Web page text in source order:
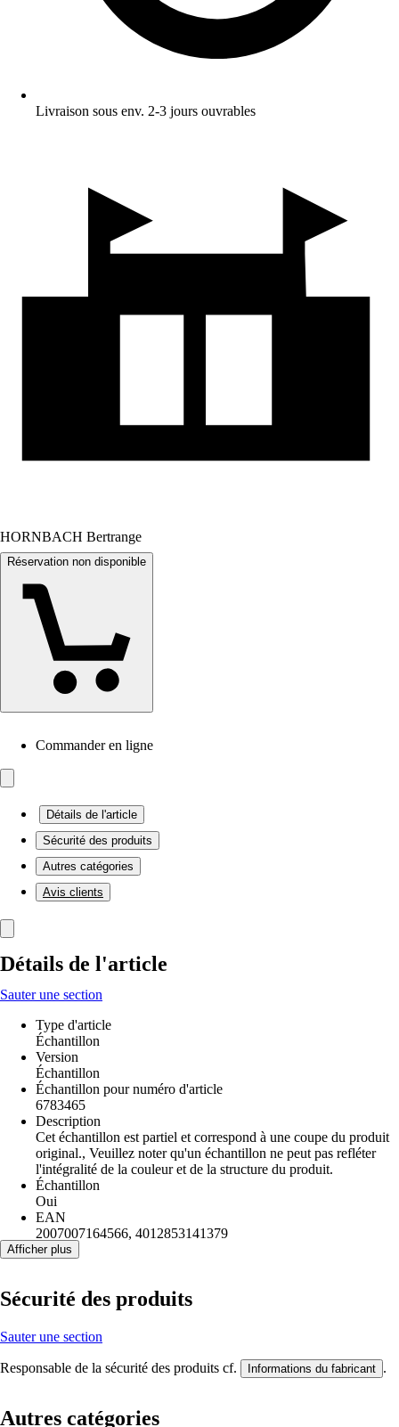
Livraison sous env. 2-3 jours ouvrables
HORNBACH Bertrange
Réservation non disponible
Commander en ligne
Détails de l'article
Sécurité des produits
Autres catégories
Avis clients
Détails de l'article
Sauter une section
Type d'article
Échantillon
Version
Échantillon
Échantillon pour numéro d'article
6783465
Description
Cet échantillon est partiel et correspond à une coupe du produit
original., Veuillez noter qu'un échantillon ne peut pas refléter
l'intégralité de la couleur et de la structure du produit.
Échantillon
Oui
EAN
2007007164566, 4012853141379
Afficher plus
Sécurité des produits
Sauter une section
Responsable de la sécurité des produits cf. Informations du fabricant .
Autres catégories